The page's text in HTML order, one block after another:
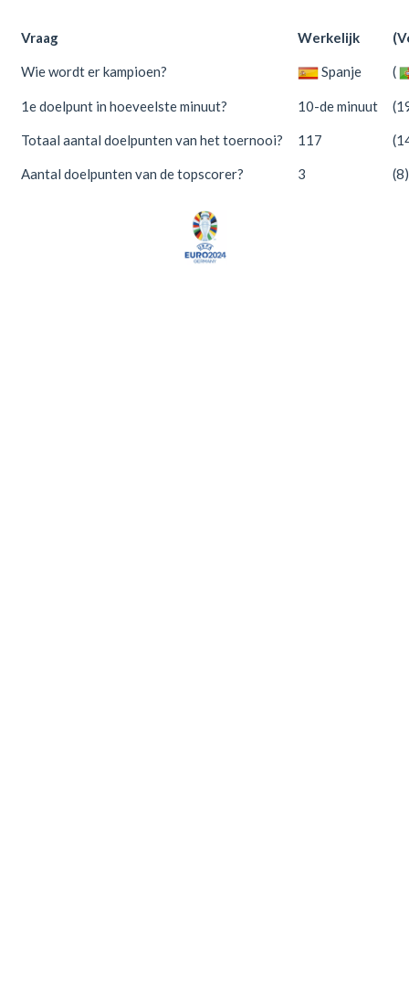
Vraag Werkelijk
Wie wordt er kampioen? Spanje (
1e doelpunt in hoeveelste minuut? 10-de minuut
Totaal aantal doelpunten van het toernooi? 117
Aantal doelpunten van de topscorer? 3 (8)